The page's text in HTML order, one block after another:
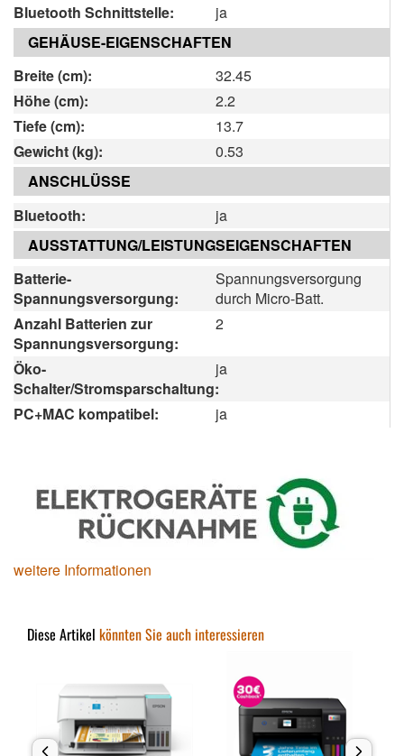
Bluetooth Schnittstelle:
ja
GEHÄUSE-EIGENSCHAFTEN
Breite (cm):
32.45
Höhe (cm):
2.2
Tiefe (cm):
13.7
Gewicht (kg):
0.53
ANSCHLÜSSE
Bluetooth:
ja
AUSSTATTUNG/LEISTUNGSEIGENSCHAFTEN
Batterie-
Spannungsversorgung:
Spannungsversorgung
durch Micro-Batt.
Anzahl Batterien zur
Spannungsversorgung:
2
Öko-
Schalter/Stromsparschaltung:
ja
PC+MAC kompatibel: ja
weitere Informationen
Diese Artikel könnten Sie auch interessieren